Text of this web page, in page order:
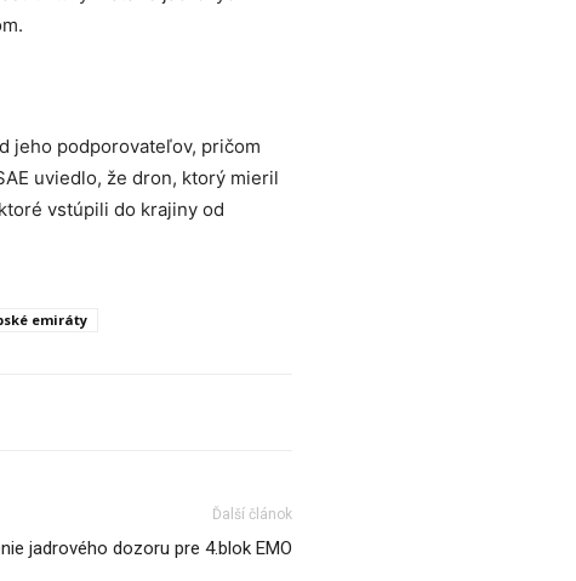
jeho podporovateľov, pričom
uviedlo, že dron, ktorý mieril
vstúpili do krajiny od
emiráty
Ďalší článok
jadrového dozoru pre 4.blok EMO